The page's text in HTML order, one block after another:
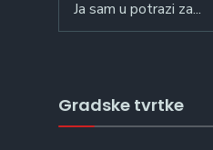
for:
Gradske tvrtke